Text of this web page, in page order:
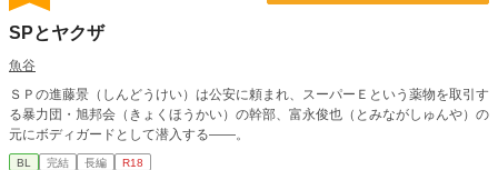
SPとヤクザ
魚谷
ＳＰの進藤景（しんどうけい）は公安に頼まれ、スーパーＥという薬物を取引す
る暴力団・旭邦会（きょくほうかい）の幹部、富永俊也（とみながしゅんや）の
元にボディガードとして潜入する――。
BL 完結 長編 R18